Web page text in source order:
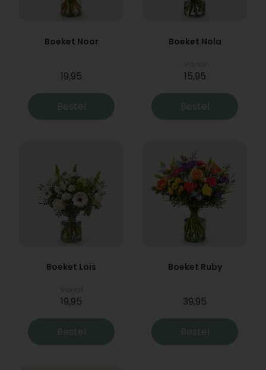
Boeket Noor
19,95
Bestel
Boeket Nola
15,95
Bestel
Boeket Lois
19,95
Bestel
Boeket Ruby
39,95
Bestel